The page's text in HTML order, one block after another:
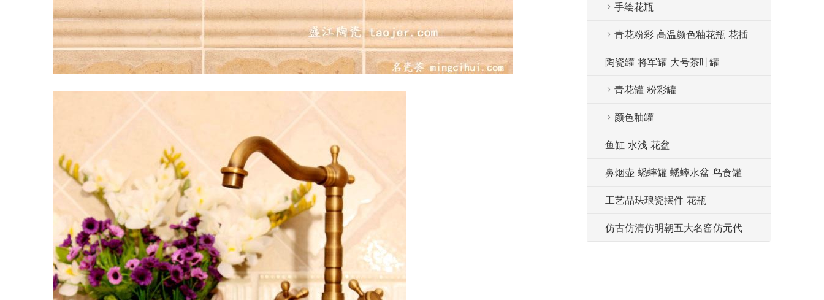
手绘花瓶
青花粉彩 高温颜色釉花瓶 花插
陶瓷罐 将军罐 大号茶叶罐
青花罐 粉彩罐
颜色釉罐
鱼缸 水浅 花盆
鼻烟壶 蟋蟀罐 蟋蟀水盆 鸟食罐
工艺品珐琅瓷摆件 花瓶
仿古仿清仿明朝五大名窑仿元代